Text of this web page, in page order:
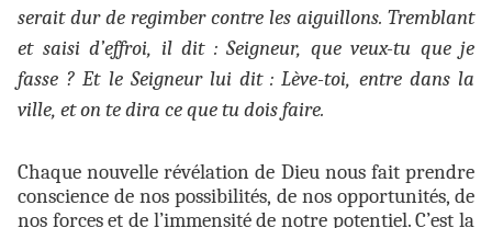
serait dur de regimber contre les aiguillons. Tremblant
et saisi d’effroi, il dit : Seigneur, que veux-tu que je
fasse ? Et le Seigneur lui dit : Lève-toi, entre dans la
ville, et on te dira ce que tu dois faire.
Chaque nouvelle révélation de Dieu nous fait prendre
conscience de nos possibilités, de nos opportunités, de
nos forces et de l’immensité de notre potentiel. C’est la